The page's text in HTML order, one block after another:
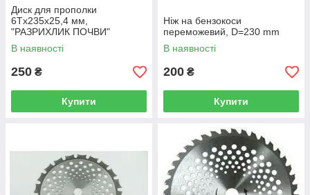
Диск для прополки
6Тx235x25,4 мм,
"РАЗРИХЛИК ПОЧВИ"
В наявності
250 ₴
Купити
Ніж на бензокоси
переможевий, D=230 mm
В наявності
200 ₴
Купити